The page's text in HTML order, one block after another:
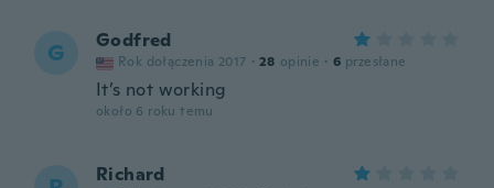
G Godfred
Rok dołączenia 2017 · 28 opinie · 6 przesłane
It’s not working
około 6 roku temu
Richard